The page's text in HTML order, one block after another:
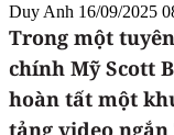
Duy Anh 16/09/2025
Trong một
chính Mỹ Scott
hoàn tất một
tảng video